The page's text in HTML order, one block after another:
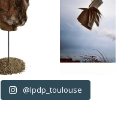
@lpdp_toulouse